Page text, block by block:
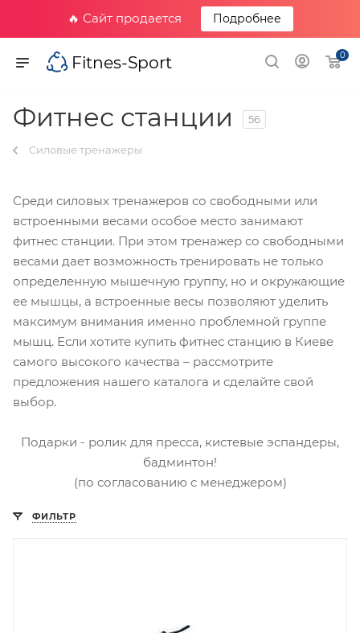
🔥 Сайт продается Подробнее
Fitnes-Sport 0
Фитнес станции 56
Силовые тренажеры
Среди силовых тренажеров со свободными или
встроенными весами особое место занимают
фитнес станции. При этом тренажер со свободными
весами дает возможность тренировать не только
определенную мышечную группу, но и окружающие
ее мышцы, а встроенные весы позволяют уделить
максимум внимания именно проблемной группе
мышц. Если хотите купить фитнес станцию в Киеве
самого высокого качества – рассмотрите
предложения нашего каталога и сделайте свой
выбор.
Подарки - ролик для пресса, кистевые эспандеры,
бадминтон!
(по согласованию с менеджером)
ФИЛЬТР